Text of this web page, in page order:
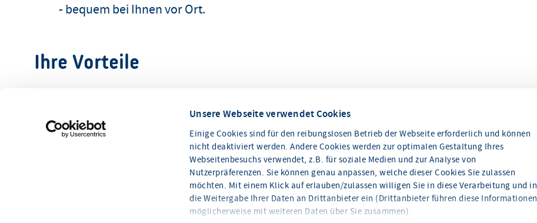
Unsere Webseite verwendet Cookies
Einige Cookies sind für den reibungslosen Betrieb der Webseite erforderlich und können
nicht deaktiviert werden. Andere Cookies werden zur optimalen Gestaltung Ihres
Webseitenbesuchs verwendet, z.B. für soziale Medien und zur Analyse von
Nutzerpräferenzen. Sie können genau anpassen, welche dieser Cookies Sie zulassen
möchten. Mit einem Klick auf erlauben/zulassen willigen Sie in diese Verarbeitung und in
die Weitergabe Ihrer Daten an Drittanbieter ein (Drittanbieter führen diese Informationen
möglicherweise mit weiteren Daten über Sie zusammen).
- bequem bei Ihnen vor Ort.
Ihre Vorteile
Sie qualifizieren gleichzeitig kostengünstig eine große Anzahl Ihrer Mitarbeiter.
Sie geben Ihren Mitarbeitern ein „Wir-Gefühl“ durch die optimierte Zusammenarbeit
Sie erhalten einen einheitlichen Wissensstand in Ihrem Team.
Sie erhalten ausführliche Schulungsunterlagen, die im Gesamtpreis enthalten sind.
Reise- und Übernachtungskosten Ihrer Mitarbeiter entfallen.